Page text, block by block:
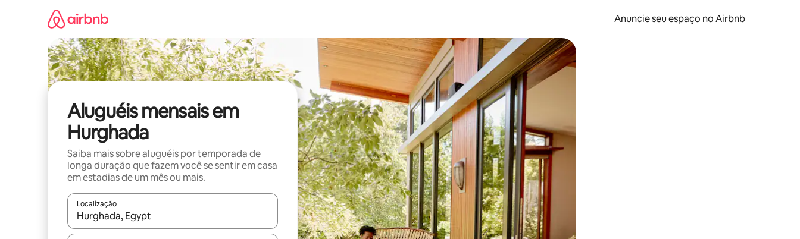
Anuncie seu espaço no Airbnb
Aluguéis mensais em
Hurghada
Saiba mais sobre aluguéis por temporada de
longa duração que fazem você se sentir em casa
em estadias de um mês ou mais.
Localização
Quando os resultados estiverem disponíveis, explore-os usando as seta para cima e para baixo do teclado ou tocando e deslizando o dedo na tela.